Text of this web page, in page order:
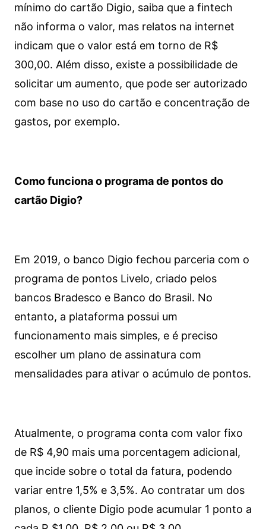
mínimo do cartão Digio, saiba que a fintech
não informa o valor, mas relatos na internet
indicam que o valor está em torno de R$
300,00. Além disso, existe a possibilidade de
solicitar um aumento, que pode ser autorizado
com base no uso do cartão e concentração de
gastos, por exemplo.
Como funciona o programa de pontos do
cartão Digio?
Em 2019, o banco Digio fechou parceria com o
programa de pontos Livelo, criado pelos
bancos Bradesco e Banco do Brasil. No
entanto, a plataforma possui um
funcionamento mais simples, e é preciso
escolher um plano de assinatura com
mensalidades para ativar o acúmulo de pontos.
Atualmente, o programa conta com valor fixo
de R$ 4,90 mais uma porcentagem adicional,
que incide sobre o total da fatura, podendo
variar entre 1,5% e 3,5%. Ao contratar um dos
planos, o cliente Digio pode acumular 1 ponto a